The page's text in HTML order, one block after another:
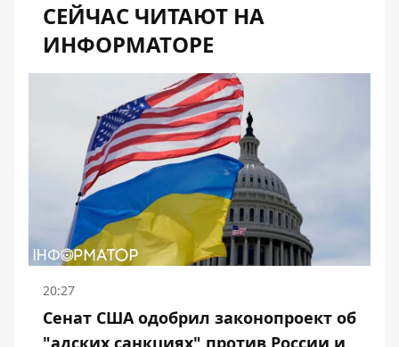
СЕЙЧАС ЧИТАЮТ НА
ИНФОРМАТОРЕ
20:27
Сенат США одобрил законопроект об
"адских санкциях" против России и